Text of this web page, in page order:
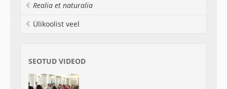
Realia et naturalia
Ülikoolist veel
SEOTUD VIDEOD